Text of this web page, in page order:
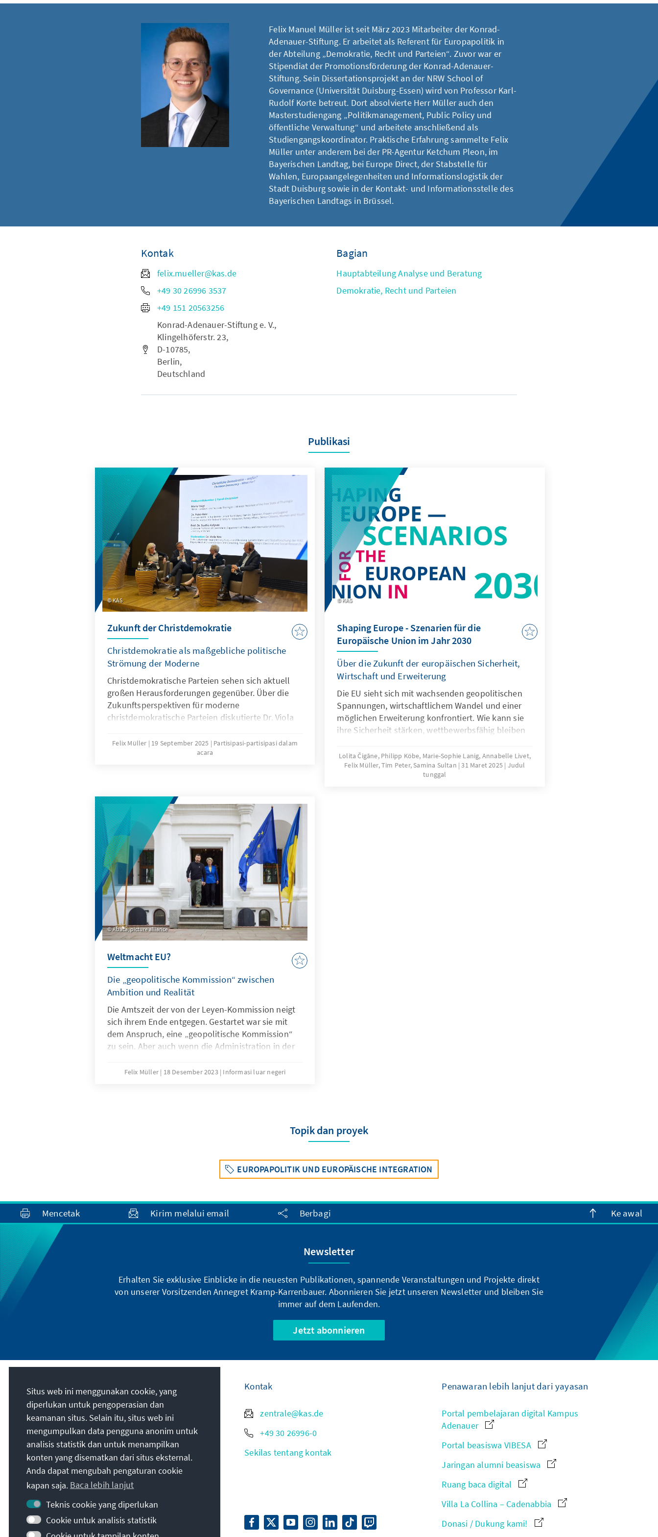
Felix Manuel Müller ist seit März 2023 Mitarbeiter der Konrad-
Adenauer-Stiftung. Er arbeitet als Referent für Europapolitik in
der Abteilung „Demokratie, Recht und Parteien“. Zuvor war er
Stipendiat der Promotionsförderung der Konrad-Adenauer-
Stiftung. Sein Dissertationsprojekt an der NRW School of
Governance (Universität Duisburg-Essen) wird von Professor Karl-
Rudolf Korte betreut. Dort absolvierte Herr Müller auch den
Masterstudiengang „Politikmanagement, Public Policy und
öffentliche Verwaltung“ und arbeitete anschließend als
Studiengangskoordinator. Praktische Erfahrung sammelte Felix
Müller unter anderem bei der PR-Agentur Ketchum Pleon, im
Bayerischen Landtag, bei Europe Direct, der Stabstelle für
Wahlen, Europaangelegenheiten und Informationslogistik der
Stadt Duisburg sowie in der Kontakt- und Informationsstelle des
Bayerischen Landtags in Brüssel.
Kontak
felix.mueller@kas.de
+49 30 26996 3537
+49 151 20563256
Konrad-Adenauer-Stiftung e. V.,
Klingelhöferstr. 23,
D-10785,
Berlin,
Deutschland
Bagian
Hauptabteilung Analyse und Beratung
Demokratie, Recht und Parteien
Publikasi
KAS
Zukunft der Christdemokratie
Christdemokratie als maßgebliche politische
Strömung der Moderne
Christdemokratische Parteien sehen sich aktuell
großen Herausforderungen gegenüber. Über die
Zukunftsperspektiven für moderne
christdemokratische Parteien diskutierte Dr. Viola
Ministerpräsident des Freistaats Thüringen,
Staatssekretärin Dr. Petra Bahr und Prof. Dr. Stathis
Felix Müller 19 September 2025
Partisipasi-partisipasi dalam
acara
KAS
Shaping Europe - Szenarien für die
Europäische Union im Jahr 2030
Über die Zukunft der europäischen Sicherheit,
Wirtschaft und Erweiterung
Die EU sieht sich mit wachsenden geopolitischen
Spannungen, wirtschaftlichem Wandel und einer
möglichen Erweiterung konfrontiert. Wie kann sie
ihre Sicherheit stärken, wettbewerbsfähig bleiben
Zukunftsszenarien skizzieren die möglichen
Entwicklungen bis 2030. Die Studie gibt
strategische Empfehlungen zur Stärkung der
Lolita Čigāne, Philipp Köbe, Marie-Sophie Lanig, Annabelle Livet,
Felix Müller, Tim Peter, Samina Sultan 31 Maret 2025 Judul
tunggal
Abaca, picture alliance
Weltmacht EU?
Die „geopolitische Kommission“ zwischen
Ambition und Realität
Die Amtszeit der von der Leyen-Kommission neigt
sich ihrem Ende entgegen. Gestartet war sie mit
dem Anspruch, eine „geopolitische Kommission“
zu sein. Aber auch wenn die Administration in der
Krieges gegen die Ukraine Akzente gesetzt hat,
Felix Müller 18 Desember 2023 Informasi luar negeri
Topik dan proyek
EUROPAPOLITIK UND EUROPÄISCHE INTEGRATION
Mencetak Kirim melalui email Berbagi Ke awal
Newsletter
Erhalten Sie exklusive Einblicke in die neuesten Publikationen, spannende Veranstaltungen und Projekte direkt
von unserer Vorsitzenden Annegret Kramp-Karrenbauer. Abonnieren Sie jetzt unseren Newsletter und bleiben Sie
immer auf dem Laufenden.
Jetzt abonnieren
Misi kami
Die Konrad-Adenauer-Stiftung setzt sich
national und international durch politische
Bildung für Frieden, Freiheit und
Gerechtigkeit ein. Wir fördern und bewahren
freiheitliche Demokratie, die Soziale
Marktwirtschaft und die Entwicklung und
Festigung des Wertekonsenses.
Misi kami
Kontak
zentrale@kas.de
+49 30 26996-0
Sekilas tentang kontak
Penawaran lebih lanjut dari yayasan
Portal pembelajaran digital Kampus
Adenauer
Portal beasiswa VIBESA
Jaringan alumni beasiswa
Ruang baca digital
Villa La Collina – Cadenabbia
Donasi / Dukung kami!
Situs web ini menggunakan cookie, yang
diperlukan untuk pengoperasian dan
keamanan situs. Selain itu, situs web ini
mengumpulkan data pengguna anonim untuk
analisis statistik dan untuk menampilkan
konten yang disematkan dari situs eksternal.
Anda dapat mengubah pengaturan cookie
kapan saja. Baca lebih lanjut
Teknis cookie yang diperlukan
Cookie untuk analisis statistik